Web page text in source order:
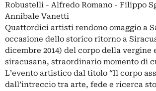
Robustelli - Alfredo Romano - Filippo
Annibale Vanetti
Quattordici artisti rendono omaggio a
occasione dello storico ritorno a
dicembre 2014) del corpo della vergine
siracusana, straordinario momento di
L’evento artistico dal titolo “Il corpo
dall’intreccio tra arte, fede e ricerca